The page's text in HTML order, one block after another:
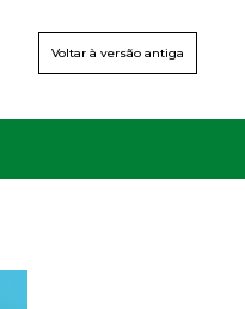
Voltar à versão antiga